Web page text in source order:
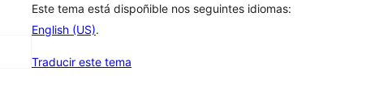
Este tema está dispoñible nos seguintes idiomas:
English (US).
Traducir este tema